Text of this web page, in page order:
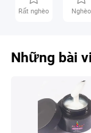
Rất nghèo Nghèo
Những bài